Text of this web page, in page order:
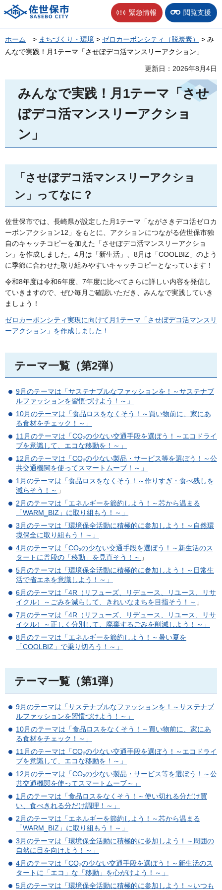
佐世保市 緊急情報 閲覧支援
ホーム > まちづくり・環境 > ゼロカーボンシティ（脱炭素）
> み
んなで実践！月1テーマ「させぼデコ活マンスリーアクション」
更新日：2026年8月4日
みんなで実践！月1テーマ「させ
ぼデコ活マンスリーアクショ
ン」
「させぼデコ活マンスリーアクショ
ン」ってなに？
佐世保市では、長崎県が設定した月1テーマ「ながさきデコ活ゼロカ
ーボンアクション12」をもとに、アクションにつながる佐世保市独
自のキャッチコピーを加えた「させぼデコ活マンスリーアクショ
ン」を作成しました。4月は「新生活」、8月は「COOLBIZ」のよう
に季節に合わせた取り組みやすいキャッチコピーとなっています！
令和8年度は令和6年度、7年度に比べてさらに詳しい内容を発信し
ていきますので、ぜひ毎月ご確認いただき、みんなで実践していき
ましょう！
ゼロカーボンシティ実現に向けて月1テーマ「させぼデコ活マンスリ
ーアクション」を作成しました！
テーマ一覧（第2弾）
9月のテーマは「サステナブルなファッションを！～サステナブ
ルファッションを習慣づけよう！～」
10月のテーマは「食品ロスをなくそう！～買い物前に、家にあ
る食材をチェック！～」
11月のテーマは「CO₂の少ない交通手段を選ぼう！～エコドライ
ブを意識して、エコな移動を！～」
12月のテーマは「CO₂の少ない製品・サービス等を選ぼう！～公
共交通機関を使ってスマートムーブ！～」
1月のテーマは「食品ロスをなくそう！～作りすぎ・食べ残しを
減らそう！～ 」
2月のテーマは「エネルギーを節約しよう！～芯から温まる
「WARM_BIZ 」に取り組もう！～」
3月のテーマは「環境保全活動に積極的に参加しよう！～自然環
境保全に取り組もう！～」
4月のテーマは「CO₂の少ない交通手段を選ぼう！～新生活のス
タートに普段の「移動」を見直そう！～ 」
5月のテーマは「環境保全活動に積極的に参加しよう！～日常生
活で省エネを意識しよう！～」
6月のテーマは「4R（リフューズ、リデュース、リユース、リサ
イクル）～ごみを減らして、きれいなまちを目指そう！～ 」
7月のテーマは「4R（リフューズ、リデュース、リユース、リサ
イクル）～正しく分別して、廃棄するごみを削減しよう！～」
8月のテーマは「エネルギーを節約しよう！～暑い夏を
「COOLBIZ」で乗り切ろう！～」
テーマ一覧（第1弾）
9月のテーマは「サステナブルなファッションを！～サステナブ
ルファッションを習慣づけよう！～」
10月のテーマは「食品ロスをなくそう！～買い物前に、家にあ
る食材をチェック！～」
11月のテーマは「CO₂の少ない交通手段を選ぼう！～エコドライ
ブを意識して、エコな移動を！～」
12月のテーマは「CO₂の少ない製品・サービス等を選ぼう！～公
共交通機関を使ってスマートムーブ～」
1月のテーマは「食品ロスをなくそう！～使い切れる分だけ買
い、食べきれる分だけ調理！～」
2月のテーマは「エネルギーを節約しよう！～芯から温まる
「WARM_BIZ」に取り組もう！～」
3月のテーマは「環境保全活動に積極的に参加しよう！～周囲の
自然に目を向けよう！～」
4月のテーマは「CO₂の少ない交通手段を選ぼう！～新生活のス
タートに「エコ」な「移動」を心がけよう！～」
5月のテーマは「環境保全活動に積極的に参加しよう！～いつも